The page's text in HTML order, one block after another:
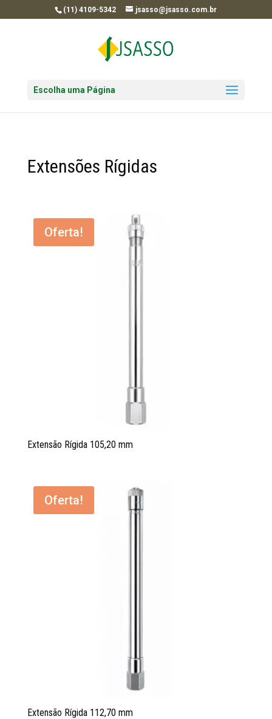
(11) 4109-5342 jsasso@jsasso.com.br
Escolha uma Página
Extensões Rígidas
Oferta!
Extensão Rígida 105,20 mm
Oferta!
Extensão Rígida 112,70 mm